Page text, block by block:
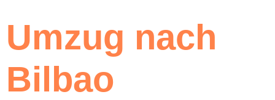
Umzug nach
Bilbao